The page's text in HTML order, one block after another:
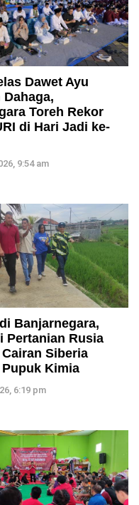
Dawet Ayu
Toreh Rekor
di Hari Jadi ke-
9:54 am
Banjarnegara,
Pertanian Rusia
Siberia
Kimia
6:19 pm